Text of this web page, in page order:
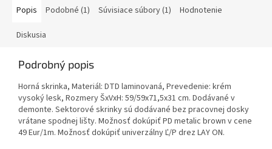
Popis Podobné (1) Súvisiace súbory (1) Hodnotenie
Diskusia
Podrobný popis
Horná skrinka, Materiál: DTD laminovaná, Prevedenie: krém
vysoký lesk, Rozmery ŠxVxH: 59/59x71,5x31 cm. Dodávané v
demonte. Sektorové skrinky sú dodávané bez pracovnej dosky
vrátane spodnej lišty. Možnosť dokúpiť PD metalic brown v cene
49 Eur/1m. Možnosť dokúpiť univerzálny Ľ/P drez LAY ON.